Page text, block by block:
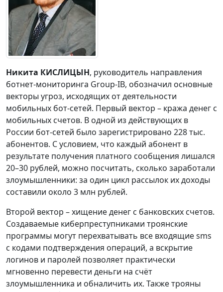
Никита КИСЛИЦЫН, руководитель направления
ботнет-мониторинга Group-IB, обозначил основные
векторы угроз, исходящих от деятельности
мобильных бот-сетей. Первый вектор – кража денег с
мобильных счетов. В одной из действующих в
России бот-сетей было зарегистрировано 228 тыс.
абонентов. С условием, что каждый абонент в
результате получения платного сообщения лишался
20–30 рублей, можно посчитать, сколько заработали
злоумышленники: за один цикл рассылок их доходы
составили около 3 млн рублей.
Второй вектор – хищение денег с банковских счетов.
Создаваемые киберпреступниками троянские
программы могут перехватывать все входящие sms
с кодами подтверждения операций, а вскрытие
логинов и паролей позволяет практически
мгновенно перевести деньги на счёт
злоумышленника и обналичить их. Также трояны